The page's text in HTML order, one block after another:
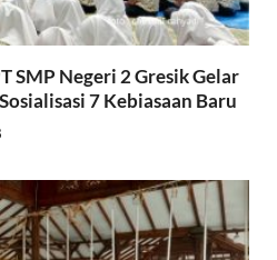
SMP Negeri 2 Gresik Gelar
7 Kebiasaan Baru